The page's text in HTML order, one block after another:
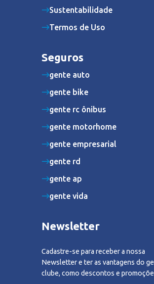
Sustentabilidade
Termos de Uso
Seguros
gente auto
gente bike
gente rc ônibus
gente motorhome
gente empresarial
gente rd
gente ap
gente vida
Newsletter
Cadastre-se para receber a nossa
Newsletter e ter as vantagens do
clube, como descontos e